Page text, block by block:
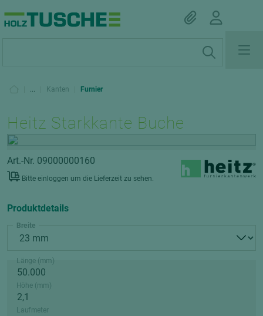
... Kanten Furnier
Heitz Starkkante Buche
Art.-Nr. 09000000160
Bitte einloggen um die Lieferzeit zu sehen.
Produktdetails
Breite
Länge (mm)
Höhe (mm)
Laufmeter